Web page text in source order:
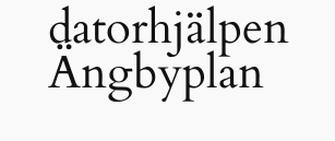
datorhjälpen
Ängbyplan